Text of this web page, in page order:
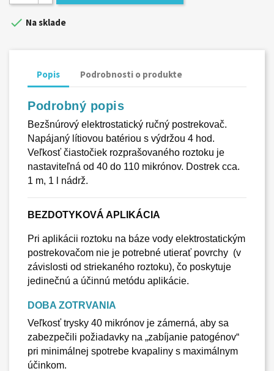
 Na sklade
Popis Podrobnosti o produkte
Podrobný popis
Bezšnúrový elektrostatický ručný postrekovač.
Napájaný lítiovou batériou s výdržou 4 hod.
Veľkosť čiastočiek rozprašovaného roztoku je
nastaviteľná od 40 do 110 mikrónov. Dostrek cca.
1 m, 1 l nádrž.
BEZDOTYKOVÁ APLIKÁCIA
Pri aplikácii roztoku na báze vody elektrostatickým
postrekovačom nie je potrebné utierať povrchy (v
závislosti od striekaného roztoku), čo poskytuje
jedinečnú a účinnú metódu aplikácie.
DOBA ZOTRVANIA
Veľkosť trysky 40 mikrónov je zámerná, aby sa
zabezpečili požiadavky na „zabíjanie patogénov“
pri minimálnej spotrebe kvapaliny s maximálnym
účinkom.